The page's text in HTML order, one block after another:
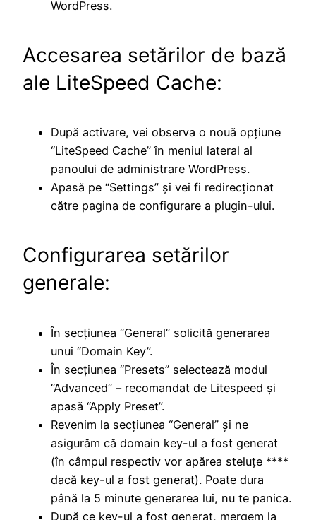
WordPress.
Accesarea setărilor de bază
ale LiteSpeed Cache:
După activare, vei observa o nouă opțiune
“LiteSpeed Cache” în meniul lateral al
panoului de administrare WordPress.
Apasă pe “Settings” și vei fi redirecționat
către pagina de configurare a plugin-ului.
Configurarea setărilor
generale:
În secțiunea “General” solicită generarea
unui “Domain Key”.
În secțiunea “Presets” selectează modul
“Advanced” – recomandat de Litespeed și
apasă “Apply Preset”.
Revenim la secțiunea “General” și ne
asigurăm că domain key-ul a fost generat
(în câmpul respectiv vor apărea steluțe ****
dacă key-ul a fost generat). Poate dura
până la 5 minute generarea lui, nu te panica.
După ce key-ul a fost generat, mergem la